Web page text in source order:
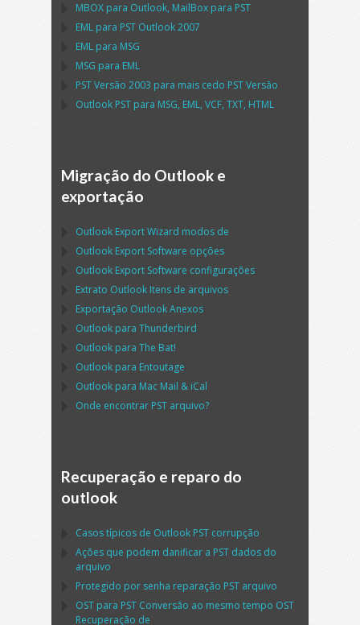
MBOX para Outlook, MailBox para PST
EML para PST Outlook2007
EML para MSG
MSG para EML
PSTVersão 2003 para mais cedo PSTVersão
Outlook PST para MSG, EML, VCF, TXT, HTML
Migração do Outlook e
exportação
Outlook Export Wizard modos de
Outlook Export Software opções
Outlook Export Software configurações
Extrato Outlook Itens de arquivos
Exportação OutlookAnexos
Outlook para Thunderbird
Outlook para The Bat!
Outlook para Entoutage
Outlook para Mac Mail & iCal
Onde encontrar PST arquivo?
Recuperação e reparo do
outlook
Casos típicos de Outlook PST corrupção
Ações que podem danificar a PST dados do
arquivo
Protegido por senha reparação PST arquivo
OST para PST Conversão ao mesmo tempo OST
Recuperação de